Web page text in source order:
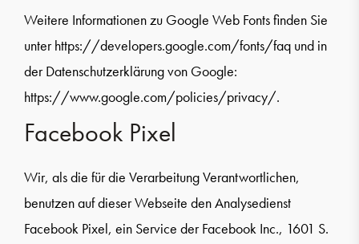
Weitere Informationen zu Google Web Fonts finden Sie
unter https://developers.google.com/fonts/faq und in
der Datenschutzerklärung von Google:
https://www.google.com/policies/privacy/.
Facebook Pixel
Wir, als die für die Verarbeitung Verantwortlichen,
benutzen auf dieser Webseite den Analysedienst
Facebook Pixel, ein Service der Facebook Inc., 1601 S.